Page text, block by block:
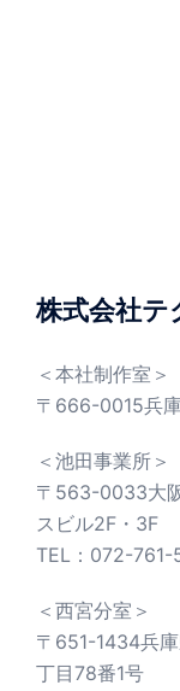
株式会社テ
＜本社制作室＞
〒666-0015兵
＜池田事業所＞
〒563-0033大
スビル2F・3F
TEL：072-
＜西宮分室＞
〒651-1434兵
丁目78番1号